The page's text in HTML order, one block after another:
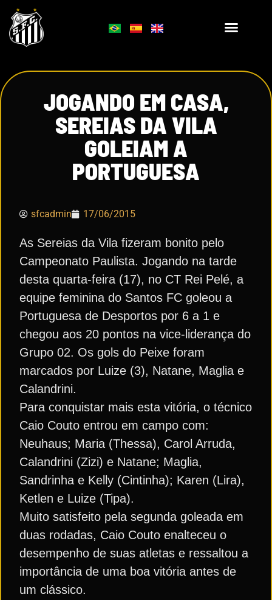
JOGANDO EM CASA,
SEREIAS DA VILA
GOLEIAM A
PORTUGUESA
sfcadmin 17/06/2015
As Sereias da Vila fizeram bonito pelo
Campeonato Paulista. Jogando na tarde
desta quarta-feira (17), no CT Rei Pelé, a
equipe feminina do Santos FC goleou a
Portuguesa de Desportos por 6 a 1 e
chegou aos 20 pontos na vice-liderança do
Grupo 02. Os gols do Peixe foram
marcados por Luize (3), Natane, Maglia e
Calandrini.
Para conquistar mais esta vitória, o técnico
Caio Couto entrou em campo com:
Neuhaus; Maria (Thessa), Carol Arruda,
Calandrini (Zizi) e Natane; Maglia,
Sandrinha e Kelly (Cintinha); Karen (Lira),
Ketlen e Luize (Tipa).
Muito satisfeito pela segunda goleada em
duas rodadas, Caio Couto enalteceu o
desempenho de suas atletas e ressaltou a
importância de uma boa vitória antes de
um clássico.